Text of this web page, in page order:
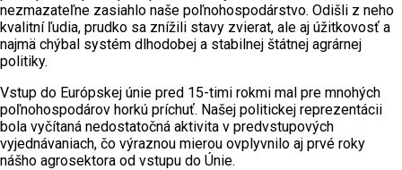
nezmazateľne zasiahlo naše poľnohospodárstvo. Odišli z neho
kvalitní ľudia, prudko sa znížili stavy zvierat, ale aj úžitkovosť a
najmä chýbal systém dlhodobej a stabilnej štátnej agrárnej
politiky.
Vstup do Európskej únie pred 15-timi rokmi mal pre mnohých
poľnohospodárov horkú príchuť. Našej politickej reprezentácii
bola vyčítaná nedostatočná aktivita v predvstupových
vyjednávaniach, čo výraznou mierou ovplyvnilo aj prvé roky
nášho agrosektora od vstupu do Únie.